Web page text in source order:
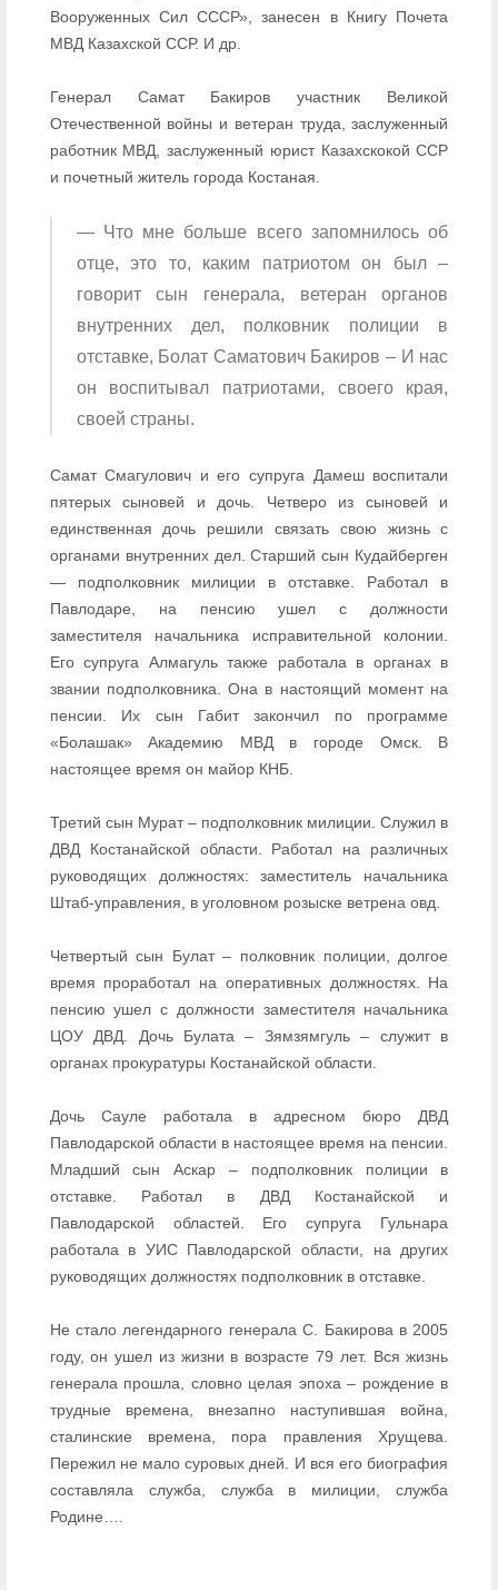
Вооруженных Сил СССР», занесен в Книгу Почета
МВД Казахской ССР. И др.
Генерал Самат Бакиров участник Великой
Отечественной войны и ветеран труда, заслуженный
работник МВД, заслуженный юрист Казахскокой ССР
и почетный житель города Костаная.
— Что мне больше всего запомнилось об
отце, это то, каким патриотом он был –
говорит сын генерала, ветеран органов
внутренних дел, полковник полиции в
отставке, Болат Саматович Бакиров – И нас
он воспитывал патриотами, своего края,
своей страны.
Самат Смагулович и его супруга Дамеш воспитали
пятерых сыновей и дочь. Четверо из сыновей и
единственная дочь решили связать свою жизнь с
органами внутренних дел. Старший сын Кудайберген
— подполковник милиции в отставке. Работал в
Павлодаре, на пенсию ушел с должности
заместителя начальника исправительной колонии.
Его супруга Алмагуль также работала в органах в
звании подполковника. Она в настоящий момент на
пенсии. Их сын Габит закончил по программе
«Болашак» Академию МВД в городе Омск. В
настоящее время он майор КНБ.
Третий сын Мурат – подполковник милиции. Служил в
ДВД Костанайской области. Работал на различных
руководящих должностях: заместитель начальника
Штаб-управления, в уголовном розыске ветрена овд.
Четвертый сын Булат – полковник полиции, долгое
время проработал на оперативных должностях. На
пенсию ушел с должности заместителя начальника
ЦОУ ДВД. Дочь Булата – Зямзямгуль – служит в
органах прокуратуры Костанайской области.
Дочь Сауле работала в адресном бюро ДВД
Павлодарской области в настоящее время на пенсии.
Младший сын Аскар – подполковник полиции в
отставке. Работал в ДВД Костанайской и
Павлодарской областей. Его супруга Гульнара
работала в УИС Павлодарской области, на других
руководящих должностях подполковник в отставке.
Не стало легендарного генерала С. Бакирова в 2005
году, он ушел из жизни в возрасте 79 лет. Вся жизнь
генерала прошла, словно целая эпоха – рождение в
трудные времена, внезапно наступившая война,
сталинские времена, пора правления Хрущева.
Пережил не мало суровых дней. И вся его биография
составляла служба, служба в милиции, служба
Родине….